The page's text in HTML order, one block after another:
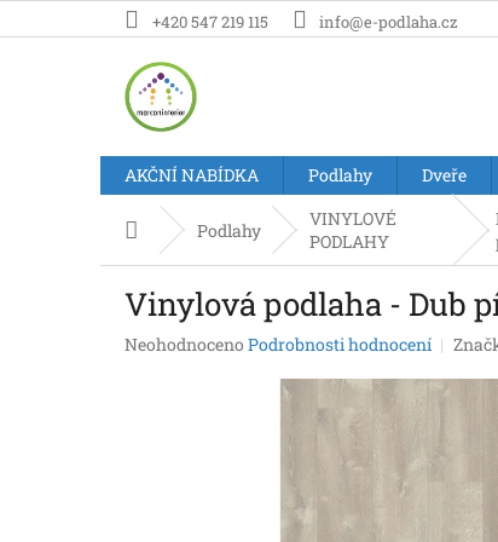
na
+420 547 219 115 info@e-podlaha.cz
AKČNÍ NABÍDKA Podlahy Dveře
Domů Podlahy
VINYLOVÉ
PODLAHY
Vinylová podlaha - Dub
Průměrné
Neohodnoceno Podrobnosti hodnocení